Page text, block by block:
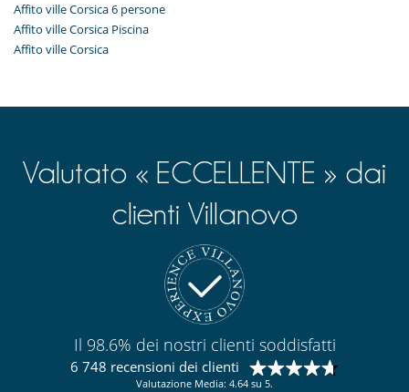
Affito ville Corsica 6 persone
Affito ville Corsica Piscina
Affito ville Corsica
Valutato « ECCELLENTE » dai
clienti Villanovo
Il 98.6% dei nostri clienti soddisfatti
6 748 recensioni dei clienti
Valutazione Media: 4.64 su 5.